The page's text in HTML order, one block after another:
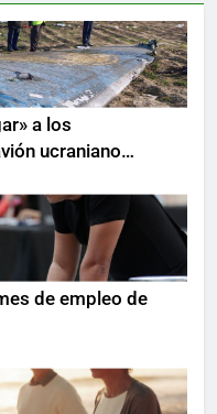
a los
ucraniano
de empleo de